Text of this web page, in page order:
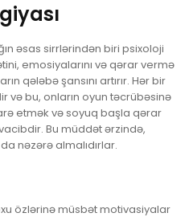
əsas sirrlərindən biri psixoloji
emosiyalarını və qərar vermə
qələbə şansını artırır. Hər bir
və bu, onların oyun təcrübəsinə
etmək və soyuq başla qərar
Bu müddət ərzində,
nəzərə almalıdırlar.
özlərinə müsbət motivasiyalar